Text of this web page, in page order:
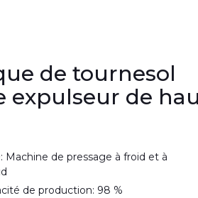
de tournesol
expulseur de
Machine de pressage à froid et à
de production: 98 %